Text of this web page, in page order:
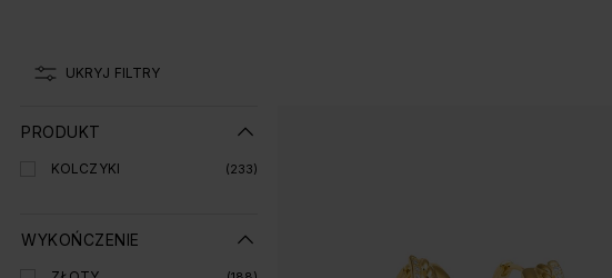
UKRYJ FILTRY
PRODUKT
KOLCZYKI (233)
WYKOŃCZENIE